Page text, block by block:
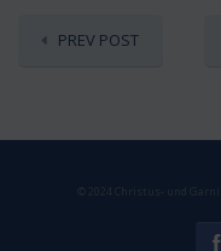
PREV POST
© 2024 Christus- und